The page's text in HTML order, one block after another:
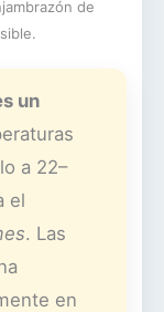
de
un
a 22–
el
. Las
en